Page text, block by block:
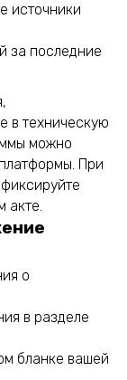
источники
за последние
в техническую
можно
При
акте.
о
в разделе
бланке вашей